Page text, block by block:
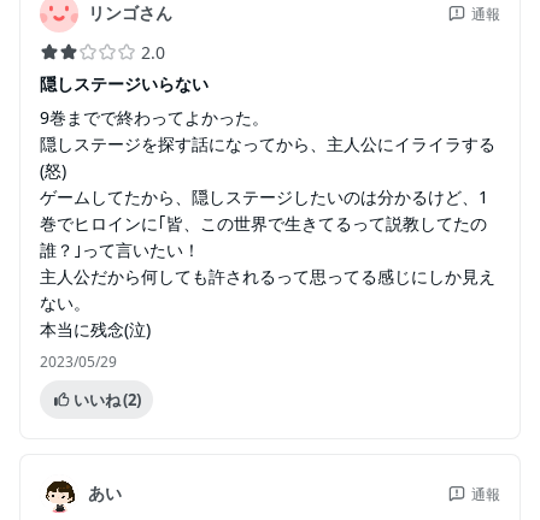
リンゴさん 通報
2.0
隠しステージいらない
9巻までで終わってよかった。
隠しステージを探す話になってから、主人公にイライラする
(怒)
ゲームしてたから、隠しステージしたいのは分かるけど、1
巻でヒロインに｢皆、この世界で生きてるって説教してたの
誰？｣って言いたい！
主人公だから何しても許されるって思ってる感じにしか見え
ない。
本当に残念(泣)
2023/05/29
いいね(2)
あい 通報